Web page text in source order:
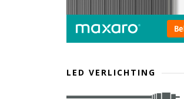
LED VERLICHTING